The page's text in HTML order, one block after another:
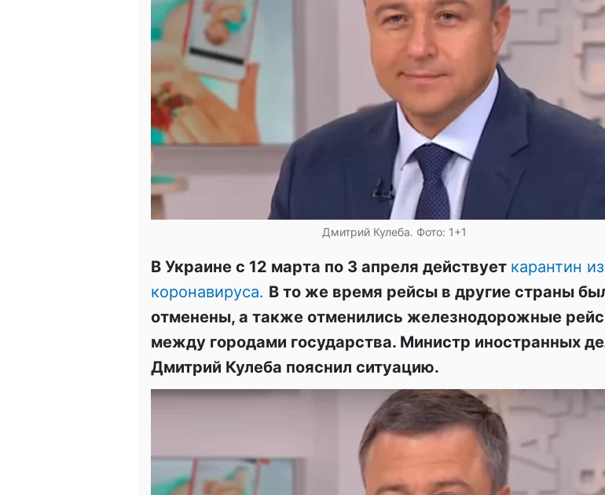
Дмитрий Кулеба. Фото: 1+1
В Украине с 12 марта по 3 апреля действует карантин
коронавируса. В то же время рейсы в другие страны
отменены, а также отменились железнодорожные
между городами государства. Министр иностранных
Дмитрий Кулеба пояснил ситуацию.